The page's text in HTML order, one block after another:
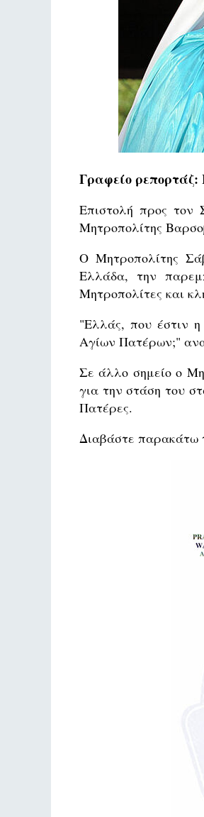
Γραφείο ρεπορτάζ:
Επιστολή προς
Μητροπολίτης
Ο Μητροπολίτης
Ελλάδα, την
Μητροπολίτες και
"Ελλάς, που έστιν
Αγίων Πατέρων;"
Σε άλλο σημείο ο
για την στάση του
Πατέρες.
Διαβάστε παρακάτω